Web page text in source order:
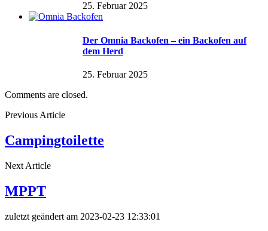
25. Februar 2025
Der Omnia Backofen – ein Backofen auf
dem Herd
25. Februar 2025
Comments are closed.
Previous Article
Campingtoilette
Next Article
MPPT
zuletzt geändert am 2023-02-23 12:33:01